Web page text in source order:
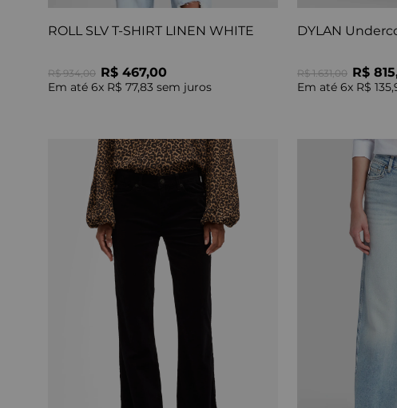
ROLL SLV T-SHIRT LINEN WHITE
R$ 934,00 R$ 467,00
Em até 6x R$ 77,83 sem juros
DYLAN
R$ 1.631,00 R$
Em até 6x R$